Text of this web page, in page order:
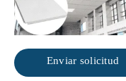
Enviar solicitud